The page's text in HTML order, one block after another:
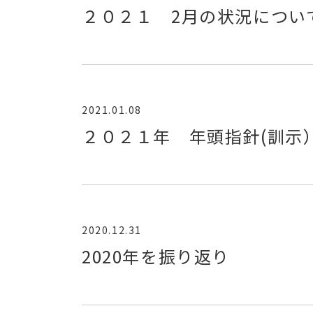
２０２１ 2月の状況につい
2021.01.08
２０２１年 年頭指針(訓示
2020.12.31
2020年を振り返り